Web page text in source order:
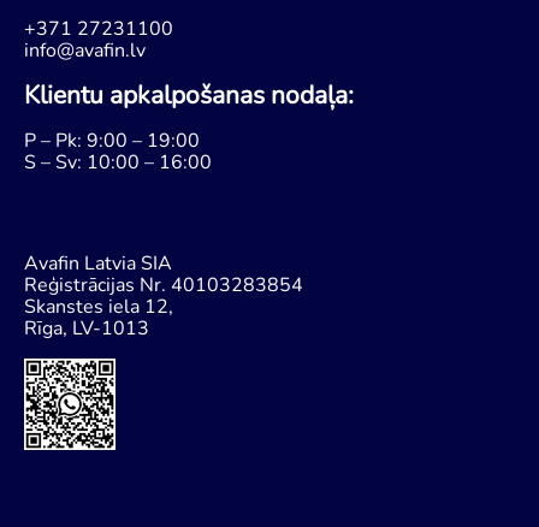
+371 27231100
info@avafin.lv
Klientu apkalpošanas nodaļa:
P – Pk: 9:00 – 19:00
S – Sv: 10:00 – 16:00
Avafin Latvia SIA
Reģistrācijas Nr. 40103283854
Skanstes iela 12,
Rīga, LV-1013